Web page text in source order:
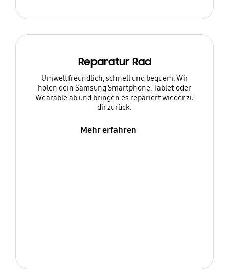
Reparatur Rad
Umweltfreundlich, schnell und bequem. Wir
holen dein Samsung Smartphone, Tablet oder
Wearable ab und bringen es repariert wieder zu
dir zurück.
Mehr erfahren